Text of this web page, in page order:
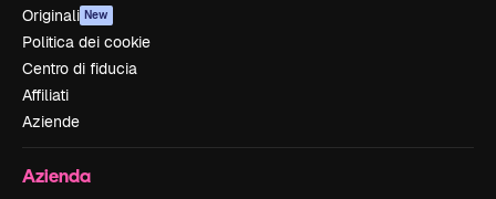
Originali New
Politica dei cookie
Centro di fiducia
Affiliati
Aziende
Azienda